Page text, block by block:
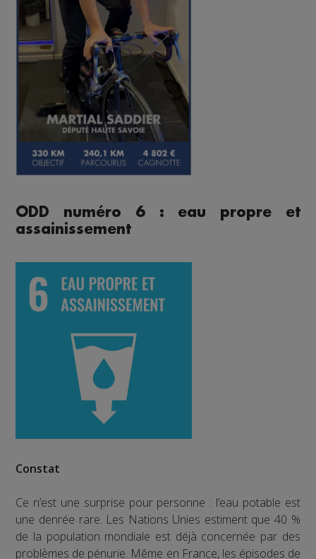
ODD numéro 6 : eau propre et
assainissement
Constat
Ce n’est une surprise pour personne : l’eau potable est
une denrée rare. Les Nations Unies estiment que 40 %
de la population mondiale est déjà concernée par des
problèmes de pénurie. Même en France, les épisodes de